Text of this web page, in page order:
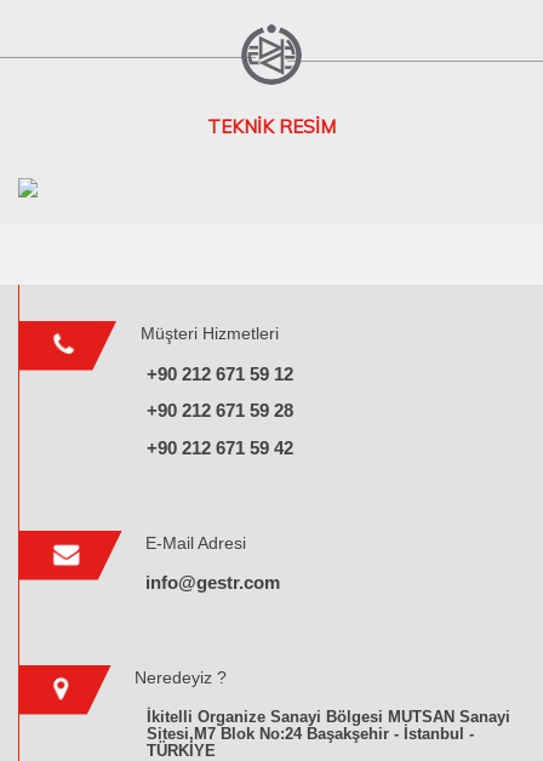
TEKNİK RESİM
Müşteri Hizmetleri
+90 212 671 59 12
+90 212 671 59 28
+90 212 671 59 42
E-Mail Adresi
info@gestr.com
Neredeyiz ?
İkitelli Organize Sanayi Bölgesi MUTSAN Sanayi
Sitesi,M7 Blok No:24 Başakşehir - İstanbul -
TÜRKİYE